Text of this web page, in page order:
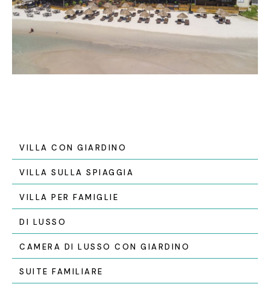
VILLA CON GIARDINO
VILLA SULLA SPIAGGIA
VILLA PER FAMIGLIE
DI LUSSO
CAMERA DI LUSSO CON GIARDINO
SUITE FAMILIARE